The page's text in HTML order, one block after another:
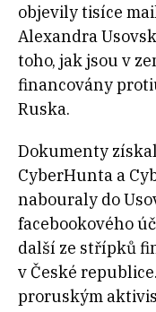
objevily tisíce
Alexandra
toho, jak jsou v
financovány
Ruska.
Dokumenty
CyberHunta a
nabouraly do
facebookového
další ze střípků
v České
proruským